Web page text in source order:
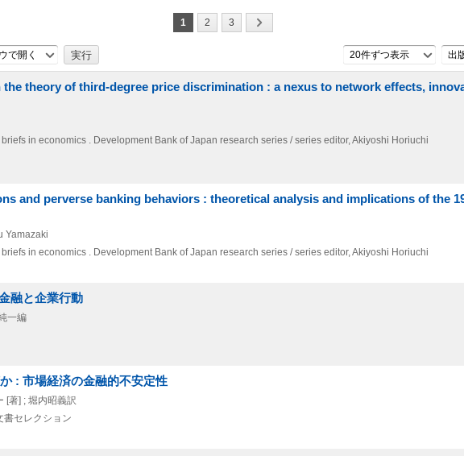
1 2 3
で開く 20件ずつ表示 出
the theory of third-degree price discrimination : a nexus to network effects,
in economics . Development Bank of Japan research series / series editor,Akiyoshi Horiuchi
and perverse banking behaviors : theoretical analysis and implications of the
Yamazaki
in economics . Development Bank of Japan research series / series editor,Akiyoshi Horiuchi
融と企業行動
一編
: 市場経済の金融的不安定性
[著] ; 堀内昭義訳
書セレクション